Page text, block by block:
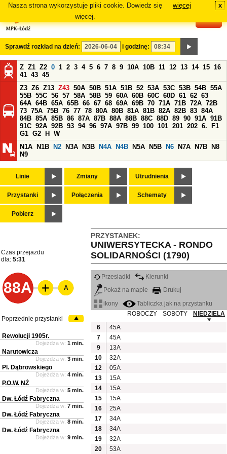
Nasza strona wykorzystuje pliki cookie. Dowiedz się
więcej.
więcej x
Sprawdź rozkład na dzień: i godzinę:
Z Z1 Z2 0 1 2 3 4 5 6 7 8 9 10A 10B 11 12 13 14 15 16
41 43 45
Z3 Z6 Z13 Z43 50A 50B 51A 51B 52 53A 53C 53B 54B 55A
55B 55C 56 57 58A 58B 59 60A 60B 60C 60D 61 62 63
64A 64B 65A 65B 66 67 68 69A 69B 70 71A 71B 72A 72B
73 75A 75B 76 77 78 80A 80B 81A 81B 82A 82B 83 84A
84B 85A 85B 86 87A 87B 88A 88B 88C 88D 89 90 91A 91B
91C 92A 92B 93 94 96 97A 97B 99 100 101 201 202 6.
F1
G1 G2 H
W
N1A
N1B N2 N3A N3B N4A N4B N5A N5B N6 N7A N7B
N8
N9
Linie Zmiany Utrudnienia
Przystanki Połączenia Schematy
Pobierz
PRZYSTANEK:
UNIWERSYTECKA - RONDO
SOLIDARNOŚCI (1790)
Czas przejazdu
dla: 5:31
88A
Przesiadki
Kierunki
Pokaż na mapie
Drukuj
ikony
Tabliczka jak na przystanku
ROBOCZY
SOBOTY
NIEDZIELA
6
45A
7
45A
9
13A
10
32A
12
05A
13
15A
14
15A
15
15A
16
25A
17
34A
18
34A
19
32A
20
53A
A
Poprzednie przystanki
Rewolucji 1905r.
Dojeżdża w: 1 min.
Narutowicza
Dojeżdża w: 3 min.
Pl. Dąbrowskiego
Dojeżdża w: 4 min.
P.O.W. NŻ
Dojeżdża w: 5 min.
Dw. Łódź Fabryczna
Dojeżdża w: 7 min.
Dw. Łódź Fabryczna
Dojeżdża w: 8 min.
Dw. Łódź Fabryczna
Dojeżdża w: 9 min.